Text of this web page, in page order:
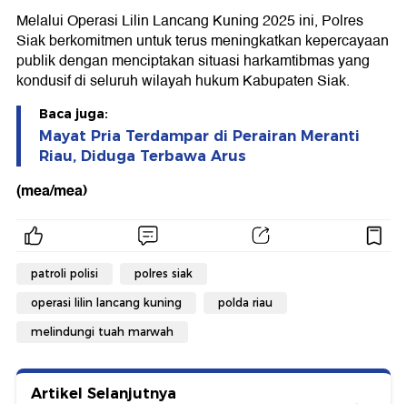
Melalui Operasi Lilin Lancang Kuning 2025 ini, Polres
Siak berkomitmen untuk terus meningkatkan kepercayaan
publik dengan menciptakan situasi harkamtibmas yang
kondusif di seluruh wilayah hukum Kabupaten Siak.
Baca juga:
Mayat Pria Terdampar di Perairan Meranti
Riau, Diduga Terbawa Arus
(mea/mea)
patroli polisi polres siak
operasi lilin lancang kuning polda riau
melindungi tuah marwah
Artikel Selanjutnya